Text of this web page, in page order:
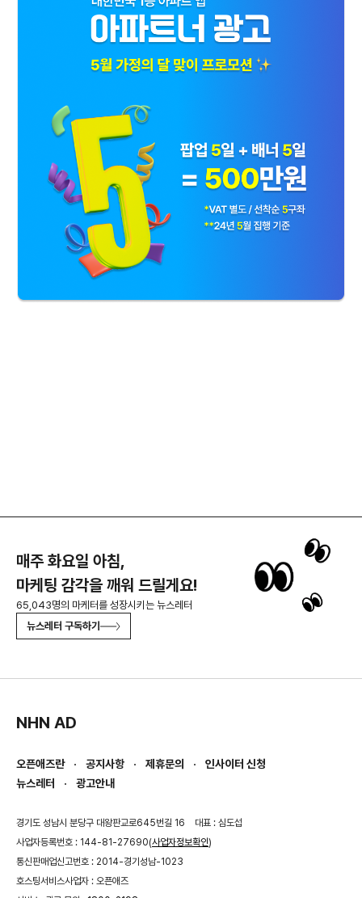
매주 화요일 아침,
마케팅 감각을 깨워 드릴게요!
65,043명의 마케터를 성장시키는 뉴스레터
뉴스레터 구독하기
NHN AD
오픈애즈란 공지사항 제휴문의
인사이터 신청
뉴스레터
광고안내
경기도 성남시 분당구 대왕판교로645번길 16
대표 : 심도섭
사업자등록번호 : 144-81-27690(사업자정보확인)
통신판매업신고번호 : 2014-경기성남-1023
호스팅서비스사업자 : 오픈애즈